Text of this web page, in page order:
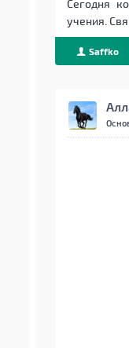
Сегодня
учения.
Saffko